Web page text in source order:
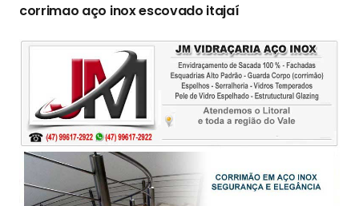
corrimao aço inox escovado itajaí